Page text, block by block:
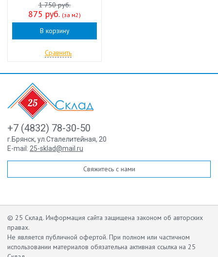
1 750 руб.
875 руб. (за м2)
В корзину
Сравнить
+7 (4832) 78-30-50
г.Брянск, ул.Сталелитейная, 20
E-mail: 25-sklad@mail.ru
Свяжитесь с нами
© 25 Склад. Информация сайта защищена законом об авторских
правах.
Не является публичной офертой. При полном или частичном
использовании материалов обязательна активная ссылка на 25